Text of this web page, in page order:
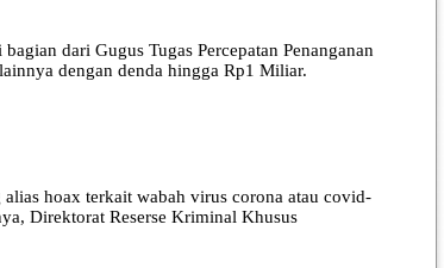
dari Gugus Tugas Percepatan Penanganan
dengan denda hingga Rp1 Miliar.
hoax terkait wabah virus corona atau covid-
Direktorat Reserse Kriminal Khusus